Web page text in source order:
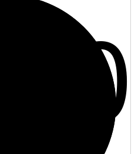
10